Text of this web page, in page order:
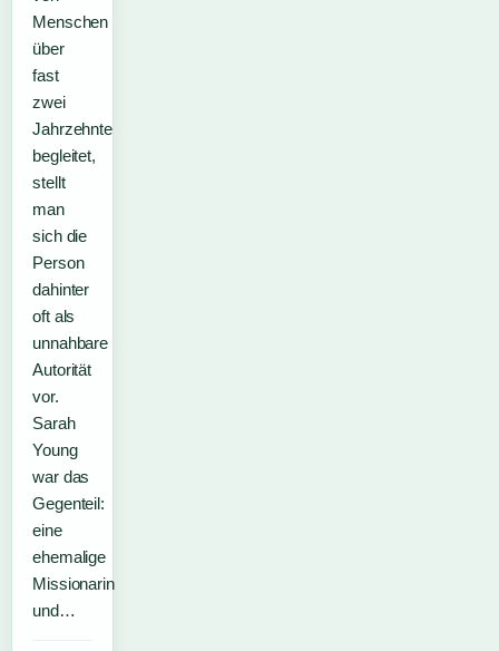
Menschen
über
fast
zwei
Jahrzehnte
begleitet,
stellt
man
sich die
Person
dahinter
oft als
unnahbare
Autorität
vor.
Sarah
Young
war das
Gegenteil:
eine
ehemalige
Missionarin
und…